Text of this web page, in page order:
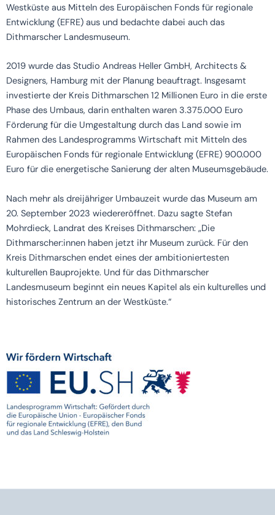
Westküste aus Mitteln des Europäischen Fonds für regionale
Entwicklung (EFRE) aus und bedachte dabei auch das
Dithmarscher Landesmuseum.
2019 wurde das Studio Andreas Heller GmbH, Architects &
Designers, Hamburg mit der Planung beauftragt. Insgesamt
investierte der Kreis Dithmarschen 12 Millionen Euro in die erste
Phase des Umbaus, darin enthalten waren 3.375.000 Euro
Förderung für die Umgestaltung durch das Land sowie im
Rahmen des Landesprogramms Wirtschaft mit Mitteln des
Europäischen Fonds für regionale Entwicklung (EFRE) 900.000
Euro für die energetische Sanierung der alten Museumsgebäude.
Nach mehr als dreijähriger Umbauzeit wurde das Museum am
20. September 2023 wiedereröffnet. Dazu sagte Stefan
Mohrdieck, Landrat des Kreises Dithmarschen: „Die
Dithmarscher:innen haben jetzt ihr Museum zurück. Für den
Kreis Dithmarschen endet eines der ambitioniertesten
kulturellen Bauprojekte. Und für das Dithmarscher
Landesmuseum beginnt ein neues Kapitel als ein kulturelles und
historisches Zentrum an der Westküste.“